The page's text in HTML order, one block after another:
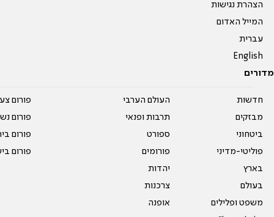
הצהרת נגישות
המייל האדום
עברית
English
מדורים
חדשות
מבזקים
ביטחוני
פוליטי-מדיני
בארץ
בעולם
משפט ופלילים
העולם הערבי
תרבות ופנאי
ספורט
פורומים
יהדות
צרכנות
אופנה
פורום
פורום
פורום
פורום